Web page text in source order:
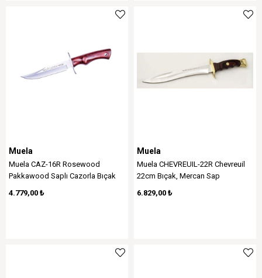
Muela
Muela CAZ-16R Rosewood
Pakkawood Saplı Cazorla Bıçak
4.779,00 ₺
Muela
Muela CHEVREUIL-22R Chevreuil
22cm Bıçak, Mercan Sap
6.829,00 ₺